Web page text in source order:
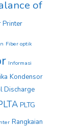
of
Printer
Fiber optik
Informasi
Kondensor
Discharge
PLTG
Rangkaian